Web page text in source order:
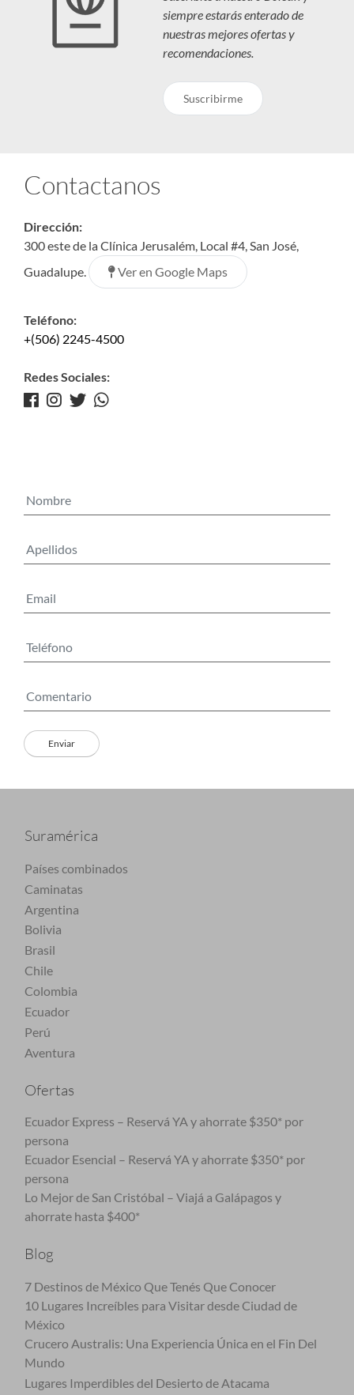
siempre estarás enterado de
nuestras mejores ofertas y
recomendaciones.
Suscribirme
Contactanos
Dirección:
300 este de la Clínica Jerusalém, Local #4, San José,
Guadalupe.
Ver en Google Maps
Teléfono:
+(506) 2245-4500
Redes Sociales:
Suramérica
Países combinados
Caminatas
Argentina
Bolivia
Brasil
Chile
Colombia
Ecuador
Perú
Aventura
Ofertas
Ecuador Express – Reservá YA y ahorrate $350* por
persona
Ecuador Esencial – Reservá YA y ahorrate $350* por
persona
Lo Mejor de San Cristóbal – Viajá a Galápagos y
ahorrate hasta $400*
Blog
7 Destinos de México Que Tenés Que Conocer
10 Lugares Increíbles para Visitar desde Ciudad de
México
Crucero Australis: Una Experiencia Única en el Fin Del
Mundo
Lugares Imperdibles del Desierto de Atacama